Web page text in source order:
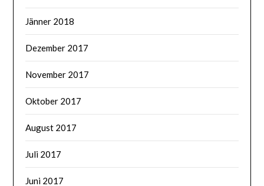
Jänner 2018
Dezember 2017
November 2017
Oktober 2017
August 2017
Juli 2017
Juni 2017